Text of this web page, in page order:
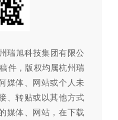
瑞旭科技集团有限公
件，版权均属杭州瑞
媒体、网站或个人未
、转贴或以其他方式
媒体、网站，在下载